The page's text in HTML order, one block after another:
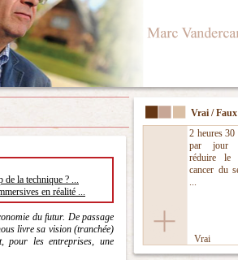
Vrai / Faux
2 heures 30
par jour
réduire le
cancer du
...
Vrai
de la technique ? ...
en réalité ...
du futur. De passage
livre sa vision (tranchée)
pour les entreprises, une